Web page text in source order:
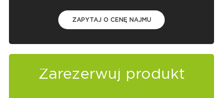
ZAPYTAJ O CENĘ NAJMU
Zarezerwuj produkt